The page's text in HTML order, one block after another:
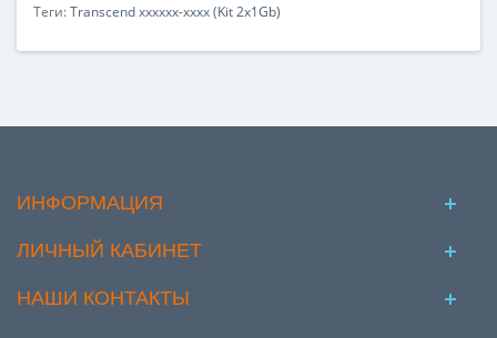
Теги:Transcend xxxxxx-xxxx (Kit 2x1Gb)
ИНФОРМАЦИЯ
ЛИЧНЫЙ КАБИНЕТ
НАШИ КОНТАКТЫ